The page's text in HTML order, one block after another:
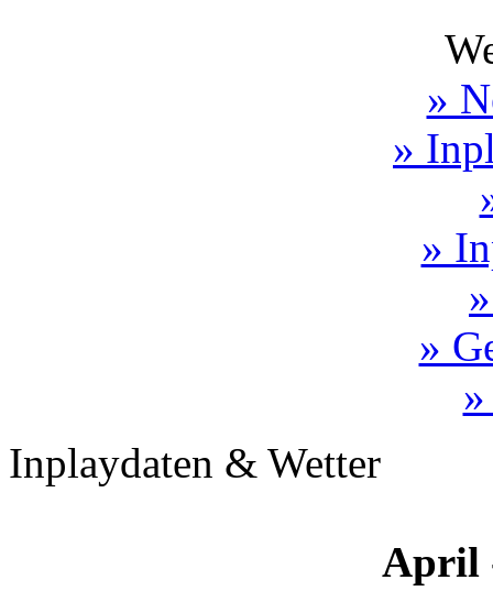
»
»
»
»
Inplaydaten & Wetter
April